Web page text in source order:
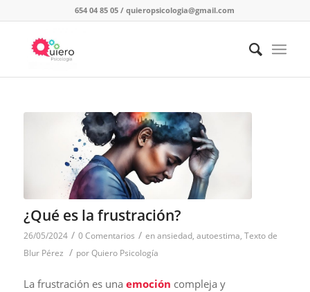
654 04 85 05 /quieropsicologia@gmail.com
¿Qué es la frustración?
26/05/2024 / 0 Comentarios / enansiedad, autoestima, Texto de
Blur Pérez / porQuiero Psicología
La frustración es una emoción compleja y